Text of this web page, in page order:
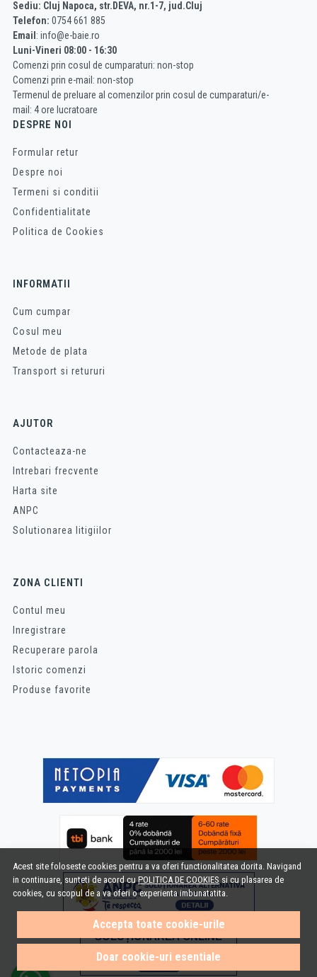
Acest site foloseste cookies pentru a va oferi functionalitatea dorita. Navigand
in continuare, sunteti de acord cuPOLITICA DE COOKIES si cu plasarea de
cookies, cu scopul de a va oferi o experienta imbunatatita.
Accepta toate cookie-urile
Doar cookie-uri esentiale
Sediu: Cluj Napoca, str.DEVA, nr.1-7, jud.Cluj
Telefon: 0754 661 885
Email : info@e-baie.ro
Luni-Vineri 08:00 - 16:30
Comenzi prin cosul de cumparaturi: non-stop
Comenzi prin e-mail: non-stop
Termenul de preluare al comenzilor prin cosul de cumparaturi/e-
mail: 4 ore lucratoare
DESPRE NOI
Formular retur
Despre noi
Termeni si conditii
Confidentialitate
Politica de Cookies
INFORMATII
Cum cumpar
Cosul meu
Metode de plata
Transport si retururi
AJUTOR
Contacteaza-ne
Intrebari frecvente
Harta site
ANPC
Solutionarea litigiilor
ZONA CLIENTI
Contul meu
Inregistrare
Recuperare parola
Istoric comenzi
Produse favorite